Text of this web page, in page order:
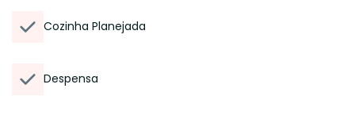
Cozinha Planejada
Despensa